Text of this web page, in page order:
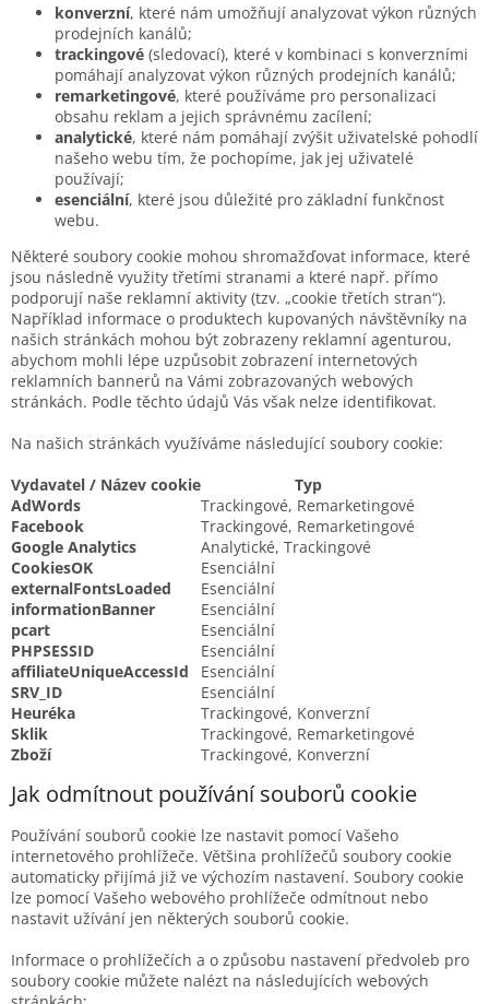
konverzní, které nám umožňují analyzovat výkon různých
prodejních kanálů;
trackingové (sledovací), které v kombinaci s konverzními
pomáhají analyzovat výkon různých prodejních kanálů;
remarketingové, které používáme pro personalizaci
obsahu reklam a jejich správnému zacílení;
analytické, které nám pomáhají zvýšit uživatelské pohodlí
našeho webu tím, že pochopíme, jak jej uživatelé
používají;
esenciální, které jsou důležité pro základní funkčnost
webu.
Některé soubory cookie mohou shromažďovat informace, které
jsou následně využity třetími stranami a které např. přímo
podporují naše reklamní aktivity (tzv. „cookie třetích stran“).
Například informace o produktech kupovaných návštěvníky na
našich stránkách mohou být zobrazeny reklamní agenturou,
abychom mohli lépe uzpůsobit zobrazení internetových
reklamních bannerů na Vámi zobrazovaných webových
stránkách. Podle těchto údajů Vás však nelze identifikovat.
Na našich stránkách využíváme následující soubory cookie:
Vydavatel / Název cookie
Typ
AdWords
Trackingové, Remarketingové
Facebook
Trackingové, Remarketingové
Google Analytics
Analytické, Trackingové
CookiesOK
Esenciální
externalFontsLoaded
Esenciální
informationBanner
Esenciální
pcart
Esenciální
PHPSESSID
Esenciální
affiliateUniqueAccessId
Esenciální
SRV_ID
Esenciální
Heuréka
Trackingové, Konverzní
Sklik
Trackingové, Remarketingové
Zboží
Trackingové, Konverzní
Jak odmítnout používání souborů cookie
Používání souborů cookie lze nastavit pomocí Vašeho
internetového prohlížeče. Většina prohlížečů soubory cookie
automaticky přijímá již ve výchozím nastavení. Soubory cookie
lze pomocí Vašeho webového prohlížeče odmítnout nebo
nastavit užívání jen některých souborů cookie.
Informace o prohlížečích a o způsobu nastavení předvoleb pro
soubory cookie můžete nalézt na následujících webových